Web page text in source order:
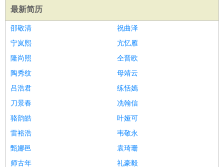
最新简历
邵敬清
祝曲泽
宁岚熙
亢忆雁
隆尚照
仝晋欧
陶秀纹
母靖云
吕浩君
练恬嫣
刀景春
冼翰信
骆韵皓
叶娅可
雷裕浩
韦敬永
甄娜邑
袁琦珊
师古年
礼豪毅